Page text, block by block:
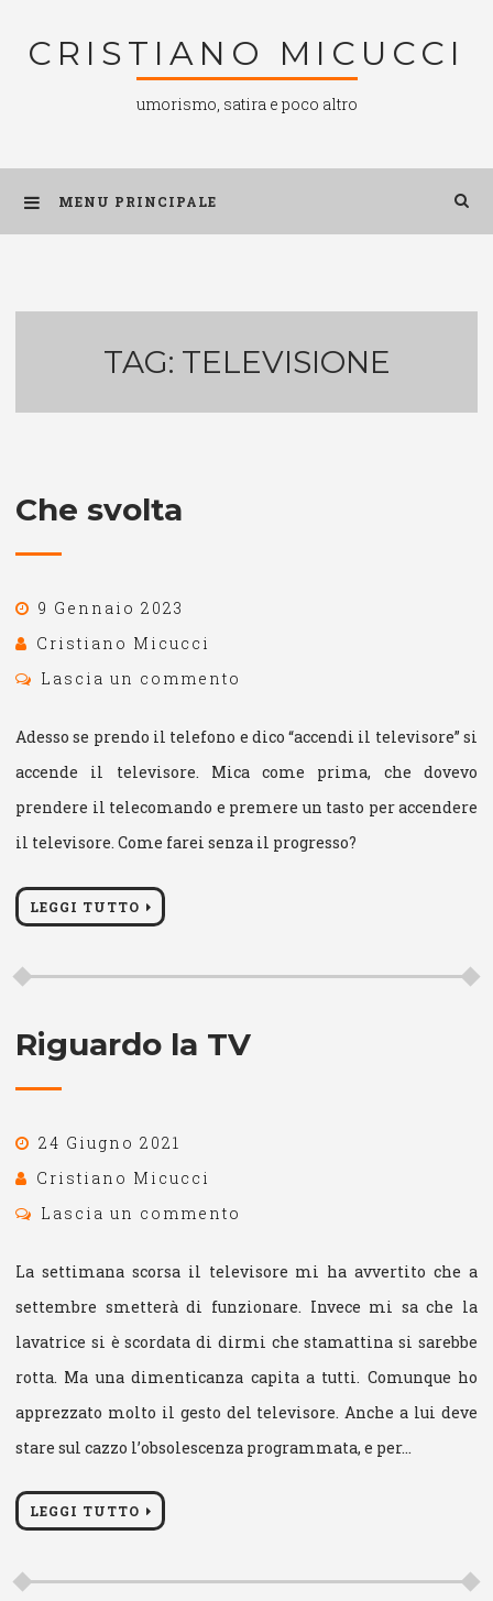
CRISTIANO MICUCCI
umorismo, satira e poco altro
MENU PRINCIPALE
TAG: TELEVISIONE
Che svolta
9 Gennaio 2023
Cristiano Micucci
Lascia un commento
Adesso se prendo il telefono e dico “accendi il televisore” si
accende il televisore. Mica come prima, che dovevo
prendere il telecomando e premere un tasto per accendere
il televisore. Come farei senza il progresso?
LEGGI TUTTO
Riguardo la TV
24 Giugno 2021
Cristiano Micucci
Lascia un commento
La settimana scorsa il televisore mi ha avvertito che a
settembre smetterà di funzionare. Invece mi sa che la
lavatrice si è scordata di dirmi che stamattina si sarebbe
rotta. Ma una dimenticanza capita a tutti. Comunque ho
apprezzato molto il gesto del televisore. Anche a lui deve
stare sul cazzo l’obsolescenza programmata, e per…
LEGGI TUTTO